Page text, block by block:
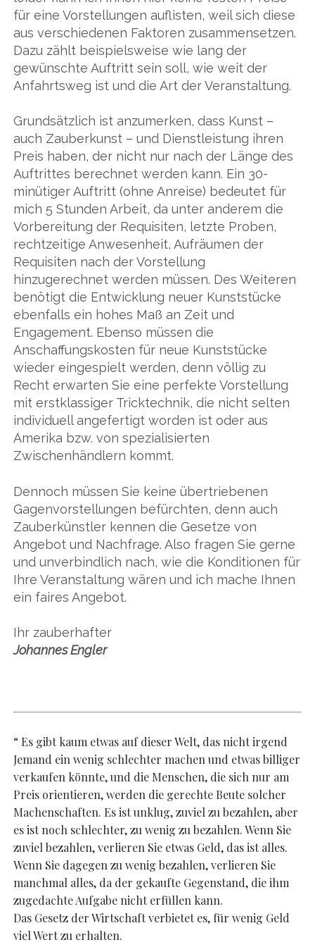
für eine Vorstellungen auflisten, weil sich diese
aus verschiedenen Faktoren zusammensetzen.
Dazu zählt beispielsweise wie lang der
gewünschte Auftritt sein soll, wie weit der
Anfahrtsweg ist und die Art der Veranstaltung.
Grundsätzlich ist anzumerken, dass Kunst –
auch Zauberkunst – und Dienstleistung ihren
Preis haben, der nicht nur nach der Länge des
Auftrittes berechnet werden kann. Ein 30-
minütiger Auftritt (ohne Anreise) bedeutet für
mich 5 Stunden Arbeit, da unter anderem die
Vorbereitung der Requisiten, letzte Proben,
rechtzeitige Anwesenheit, Aufräumen der
Requisiten nach der Vorstellung
hinzugerechnet werden müssen. Des Weiteren
benötigt die Entwicklung neuer Kunststücke
ebenfalls ein hohes Maß an Zeit und
Engagement. Ebenso müssen die
Anschaffungskosten für neue Kunststücke
wieder eingespielt werden, denn völlig zu
Recht erwarten Sie eine perfekte Vorstellung
mit erstklassiger Tricktechnik, die nicht selten
individuell angefertigt worden ist oder aus
Amerika bzw. von spezialisierten
Zwischenhändlern kommt.
Dennoch müssen Sie keine übertriebenen
Gagenvorstellungen befürchten, denn auch
Zauberkünstler kennen die Gesetze von
Angebot und Nachfrage. Also fragen Sie gerne
und unverbindlich nach, wie die Konditionen für
Ihre Veranstaltung wären und ich mache Ihnen
ein faires Angebot.
Ihr zauberhafter
Johannes Engler
“ Es gibt kaum etwas auf dieser Welt, das nicht irgend
Jemand ein wenig schlechter machen und etwas billiger
verkaufen könnte, und die Menschen, die sich nur am
Preis orientieren, werden die gerechte Beute solcher
Machenschaften. Es ist unklug, zuviel zu bezahlen, aber
es ist noch schlechter, zu wenig zu bezahlen. Wenn Sie
zuviel bezahlen, verlieren Sie etwas Geld, das ist alles.
Wenn Sie dagegen zu wenig bezahlen, verlieren Sie
manchmal alles, da der gekaufte Gegenstand, die ihm
zugedachte Aufgabe nicht erfüllen kann.
Das Gesetz der Wirtschaft verbietet es, für wenig Geld
viel Wert zu erhalten.